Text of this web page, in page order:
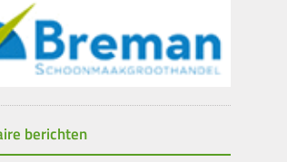
berichten